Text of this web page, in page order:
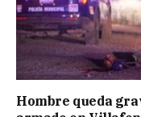
Hombre queda